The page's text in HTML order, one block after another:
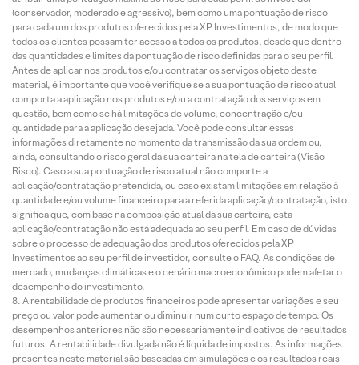
(conservador, moderado e agressivo), bem como uma pontuação de risco
para cada um dos produtos oferecidos pela XP Investimentos, de modo que
todos os clientes possam ter acesso a todos os produtos, desde que dentro
das quantidades e limites da pontuação de risco definidas para o seu perfil.
Antes de aplicar nos produtos e/ou contratar os serviços objeto deste
material, é importante que você verifique se a sua pontuação de risco atual
comporta a aplicação nos produtos e/ou a contratação dos serviços em
questão, bem como se há limitações de volume, concentração e/ou
quantidade para a aplicação desejada. Você pode consultar essas
informações diretamente no momento da transmissão da sua ordem ou,
ainda, consultando o risco geral da sua carteira na tela de carteira (Visão
Risco). Caso a sua pontuação de risco atual não comporte a
aplicação/contratação pretendida, ou caso existam limitações em relação à
quantidade e/ou volume financeiro para a referida aplicação/contratação, isto
significa que, com base na composição atual da sua carteira, esta
aplicação/contratação não está adequada ao seu perfil. Em caso de dúvidas
sobre o processo de adequação dos produtos oferecidos pela XP
Investimentos ao seu perfil de investidor, consulte o FAQ. As condições de
mercado, mudanças climáticas e o cenário macroeconômico podem afetar o
desempenho do investimento.
A rentabilidade de produtos financeiros pode apresentar variações e seu
preço ou valor pode aumentar ou diminuir num curto espaço de tempo. Os
desempenhos anteriores não são necessariamente indicativos de resultados
futuros. A rentabilidade divulgada não é líquida de impostos. As informações
presentes neste material são baseadas em simulações e os resultados reais